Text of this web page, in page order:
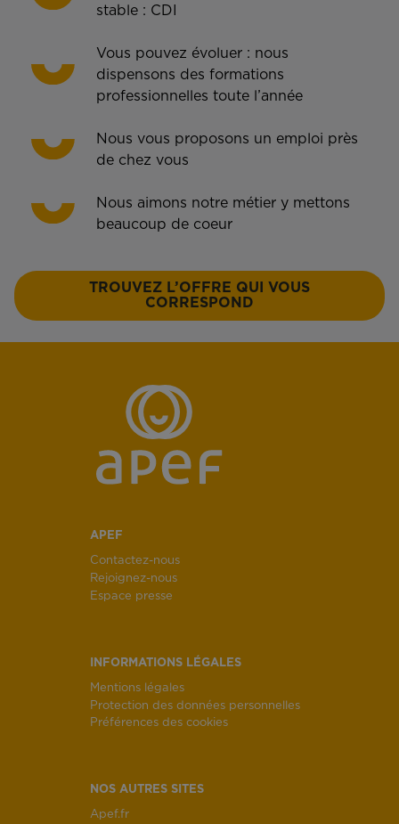
stable : CDI
Vous pouvez évoluer : nous
dispensons des formations
professionnelles toute l’année
Nous vous proposons un emploi près
de chez vous
Nous aimons notre métier y mettons
beaucoup de coeur
TROUVEZ L’OFFRE QUI VOUS
CORRESPOND
APEF
Contactez-nous
Rejoignez-nous
Espace presse
INFORMATIONS LÉGALES
Mentions légales
Protection des données personnelles
Préférences des cookies
NOS AUTRES SITES
Apef.fr